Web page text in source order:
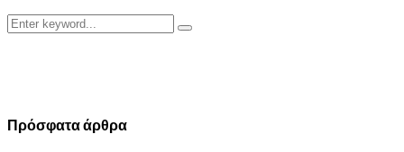
Search
for:
Search
Πρόσφατα άρθρα